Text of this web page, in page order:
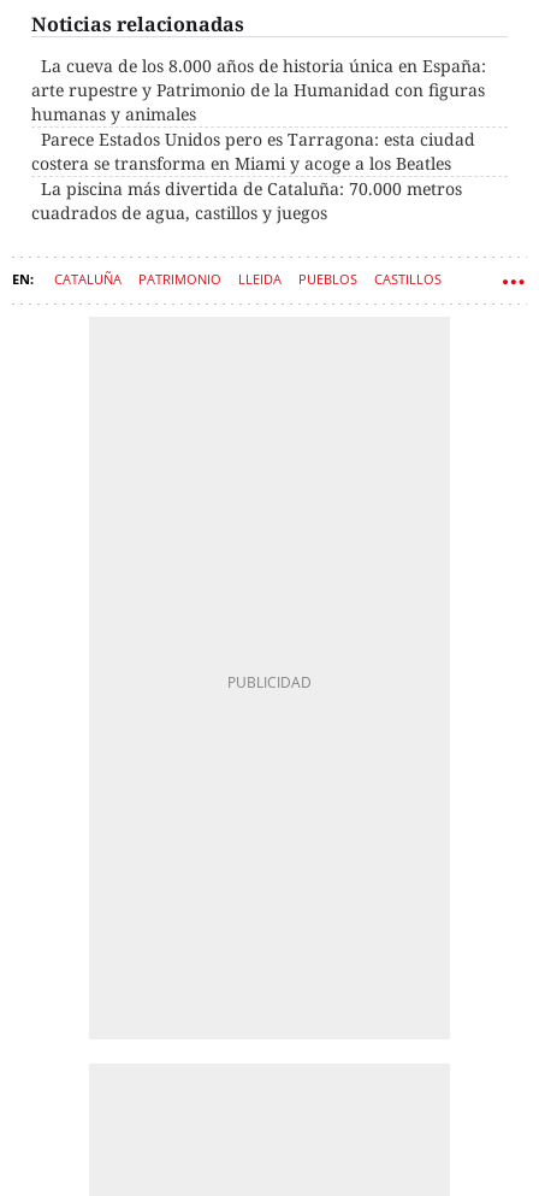
Noticias relacionadas
La cueva de los 8.000 años de historia única en España:
arte rupestre y Patrimonio de la Humanidad con figuras
humanas y animales
Parece Estados Unidos pero es Tarragona: esta ciudad
costera se transforma en Miami y acoge a los Beatles
La piscina más divertida de Cataluña: 70.000 metros
cuadrados de agua, castillos y juegos
CATALUÑA PATRIMONIO LLEIDA PUEBLOS CASTILLOS